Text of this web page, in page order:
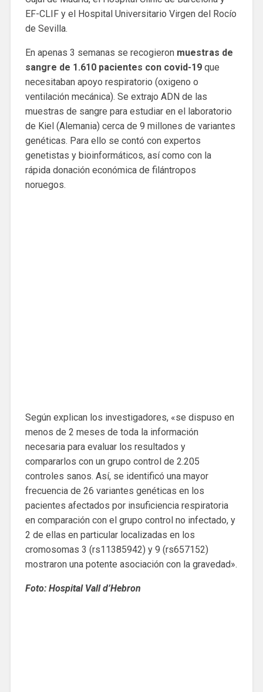
EF-CLIF y el Hospital Universitario Virgen del Rocío
de Sevilla.
En apenas 3 semanas se recogieron muestras de
sangre de 1.610 pacientes con covid-19que
necesitaban apoyo respiratorio (oxigeno o
ventilación mecánica). Se extrajo ADN de las
muestras de sangre para estudiar en el laboratorio
de Kiel (Alemania) cerca de 9 millones de variantes
genéticas. Para ello se contó con expertos
genetistas y bioinformáticos, así como con la
rápida donación económica de filántropos
noruegos.
Según explican los investigadores, «se dispuso en
menos de 2 meses de toda la información
necesaria para evaluar los resultados y
compararlos con un grupo control de 2.205
controles sanos. Así, se identificó una mayor
frecuencia de 26 variantes genéticas en los
pacientes afectados por insuficiencia respiratoria
en comparación con el grupo control no infectado, y
2 de ellas en particular localizadas en los
cromosomas 3 (rs11385942) y 9 (rs657152)
mostraron una potente asociación con la gravedad».
Foto: Hospital Vall d’Hebron